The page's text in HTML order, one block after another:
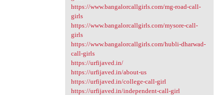
https://www.bangalorcallgirls.com/mg-road-call-
girls
https://www.bangalorcallgirls.com/mysore-call-
girls
https://www.bangalorcallgirls.com/hubli-dharwad-
call-girls
https://urfijaved.in/
https://urfijaved.in/about-us
https://urfijaved.in/college-call-girl
https://urfijaved.in/independent-call-girl